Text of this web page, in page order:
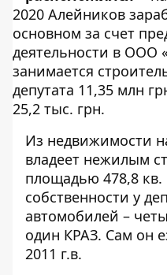
2020 Алейников
основном за счет
деятельности в ООО
занимается
депутата 11,35 млн
25,2 тыс. грн.
Из недвижимости
владеет нежилым
площадью 478,8
собственности у
автомобилей –
один КРАЗ. Сам он
2011 г.в.